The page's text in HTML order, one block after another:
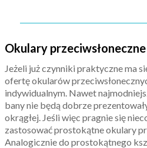
Okulary
Jeżeli już czynniki praktyczne ma
ofertę okularów
indywidualnym. Nawet
bany nie będą dobrze
okrągłej. Jeśli więc pragnie się
zastosować prostokątne okulary
Analogicznie do prostokątnego